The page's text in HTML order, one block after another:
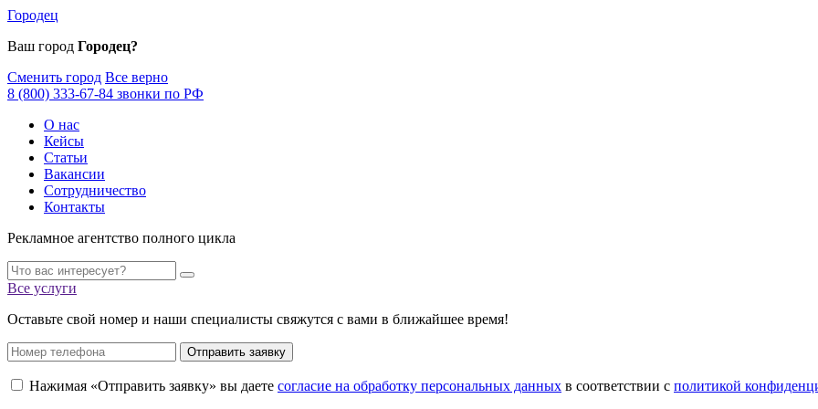
Городец
Ваш город Городец?
Сменить город Все верно
8 (800) 333-67-84 звонки по РФ
О нас
Кейсы
Статьи
Вакансии
Сотрудничество
Контакты
Рекламное агентство полного цикла
Все услуги
Оставьте свой номер и наши специалисты свяжутся с вами в ближайшее время!
Отправить заявку
Нажимая «Отправить заявку» вы даете согласие на обработку персональных данных в соответствии с политикой